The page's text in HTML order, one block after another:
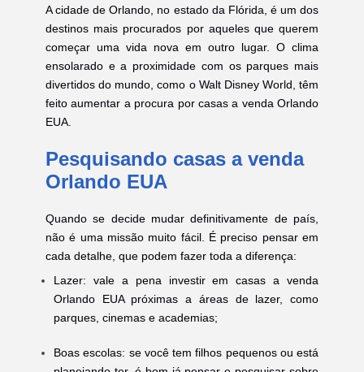
A cidade de Orlando, no estado da Flórida, é um dos
destinos mais procurados por aqueles que querem
começar uma vida nova em outro lugar. O clima
ensolarado e a proximidade com os parques mais
divertidos do mundo, como o Walt Disney World, têm
feito aumentar a procura por casas a venda Orlando
EUA.
Pesquisando casas a venda
Orlando EUA
Quando se decide mudar definitivamente de país,
não é uma missão muito fácil. É preciso pensar em
cada detalhe, que podem fazer toda a diferença:
Lazer: vale a pena investir em casas a venda
Orlando EUA próximas a áreas de lazer, como
parques, cinemas e academias;
Boas escolas: se você tem filhos pequenos ou está